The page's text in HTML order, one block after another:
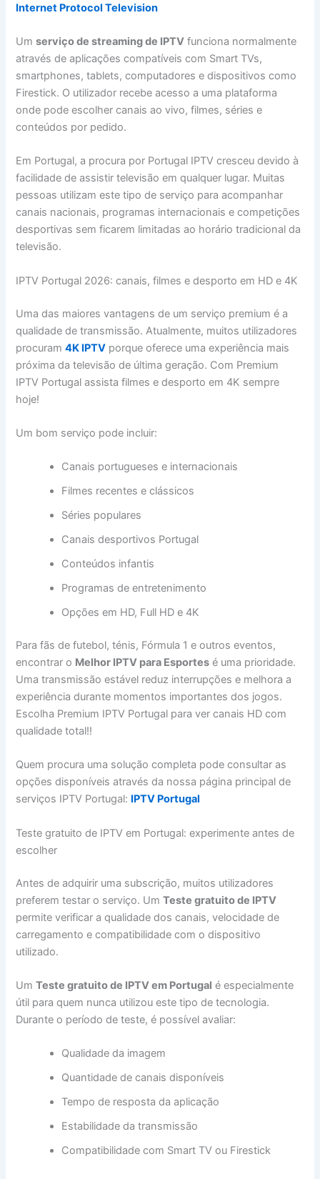
Internet Protocol Television
Umserviço de streaming de IPTV funciona normalmente
através de aplicações compatíveis com Smart TVs,
smartphones, tablets, computadores e dispositivos como
Firestick. O utilizador recebe acesso a uma plataforma
onde pode escolher canais ao vivo, filmes, séries e
conteúdos por pedido.
Em Portugal, a procura por Portugal IPTV cresceu devido à
facilidade de assistir televisão em qualquer lugar. Muitas
pessoas utilizam este tipo de serviço para acompanhar
canais nacionais, programas internacionais e competições
desportivas sem ficarem limitadas ao horário tradicional da
televisão.
IPTV Portugal 2026: canais, filmes e desporto em HD e 4K
Uma das maiores vantagens de um serviço premium é a
qualidade de transmissão. Atualmente, muitos utilizadores
procuram4K IPTV porque oferece uma experiência mais
próxima da televisão de última geração. Com Premium
IPTV Portugal assista filmes e desporto em 4K sempre
hoje!
Um bom serviço pode incluir:
Canais portugueses e internacionais
Filmes recentes e clássicos
Séries populares
Canais desportivos Portugal
Conteúdos infantis
Programas de entretenimento
Opções em HD, Full HD e 4K
Para fãs de futebol, ténis, Fórmula 1 e outros eventos,
encontrar o Melhor IPTV para Esportes é uma prioridade.
Uma transmissão estável reduz interrupções e melhora a
experiência durante momentos importantes dos jogos.
Escolha Premium IPTV Portugal para ver canais HD com
qualidade total!!
Quem procura uma solução completa pode consultar as
opções disponíveis através da nossa página principal de
serviços IPTV Portugal: IPTV Portugal
Teste gratuito de IPTV em Portugal: experimente antes de
escolher
Antes de adquirir uma subscrição, muitos utilizadores
preferem testar o serviço. UmTeste gratuito de IPTV
permite verificar a qualidade dos canais, velocidade de
carregamento e compatibilidade com o dispositivo
utilizado.
UmTeste gratuito de IPTV em Portugal é especialmente
útil para quem nunca utilizou este tipo de tecnologia.
Durante o período de teste, é possível avaliar:
Qualidade da imagem
Quantidade de canais disponíveis
Tempo de resposta da aplicação
Estabilidade da transmissão
Compatibilidade com Smart TV ou Firestick